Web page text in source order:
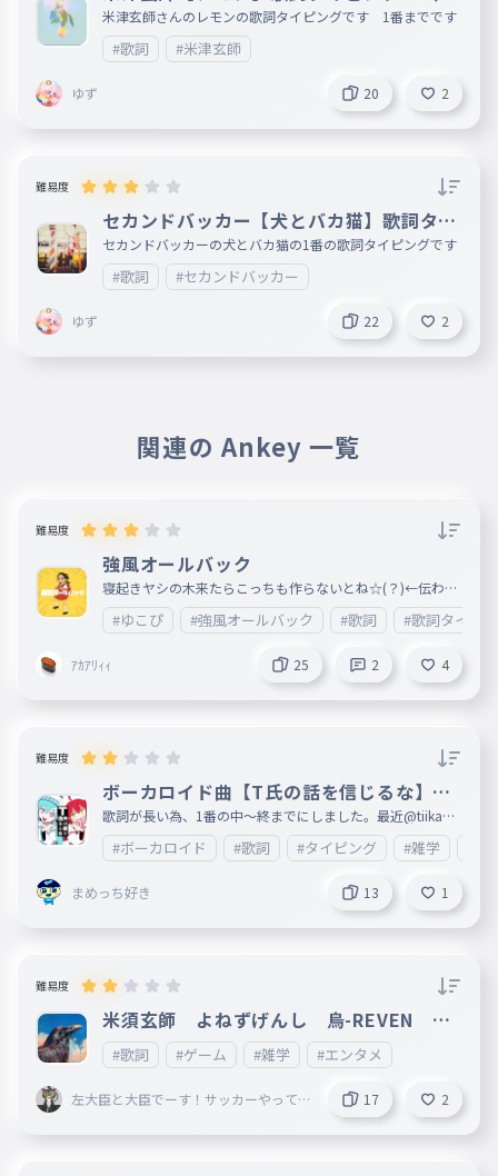
番）
米津玄師さんのレモンの歌詞タイピングです 1番までです
#歌詞 #米津玄師
ゆず 20 2
難易度
セカンドバッカー【犬とバカ猫】歌詞タイ
ピング（1番）
セカンドバッカーの犬とバカ猫の1番の歌詞タイピングです
#歌詞 #セカンドバッカー
ゆず 22 2
関連の Ankey 一覧
難易度
強風オールバック
寝起きヤシの木来たらこっちも作らないとね☆(？)←伝わっ
てくれ!!!!!!!!!!!!
#ゆこぴ #強風オールバック #歌詞 #歌詞タイピ
ｱｶｱﾘｨｨ 25 2 4
難易度
ボーカロイド曲【T氏の話を信じるな】歌
詞1番(中〜終)
歌詞が長い為、1番の中〜終までにしました。最近@tiikawa
_loveが歌うようになってきたので、 あとカラオケ🎤もこれ
歌ったことあるのでこれにしました。歌詞が長いので、文字
が間違えてしまっているところが複数あると思います。ご了
承ください。 何ありましたら、情報が入り次第ここに載せ
ますので、ご了承ください。次回は2番目以降を制作します
。すごいと思ったら❤をお願いします。皆様の御感想等楽し
みに待っております。 妹垢:http://ankey.io/@tiikawa_love
#ボーカロイド #歌詞 #タイピング #雑学
まめっち好き 13 1
難易度
米須玄師 よねずげんし 烏-REVEN １
番だけ
#歌詞 #ゲーム #雑学 #エンタメ
左大臣と大臣でーす！サッカーやって
17 2